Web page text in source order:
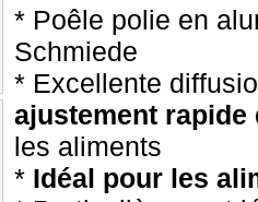
* Poêle polie en
Schmiede
* Excellente
ajustement rapide
les aliments
* Idéal pour les